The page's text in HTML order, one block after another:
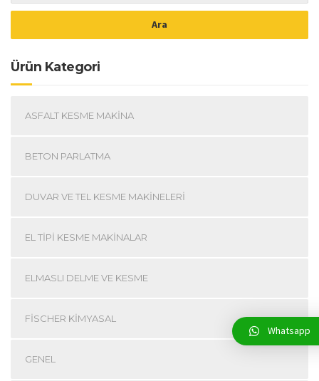
Ara
Ürün Kategori
ASFALT KESME MAKINA
BETON PARLATMA
DUVAR VE TEL KESME MAKINELERI
EL TIPI KESME MAKINALAR
ELMASLI DELME VE KESME
FISCHER KIMYASAL
GENEL
Whatsapp